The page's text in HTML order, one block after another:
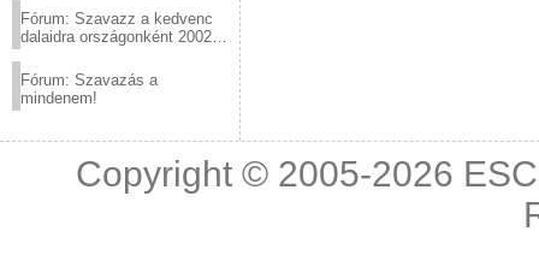
Fórum: Szavazz a kedvenc
dalaidra országonként 2002
Fórum: Szavazás a
mindenem!
Copyright © 2005-2026